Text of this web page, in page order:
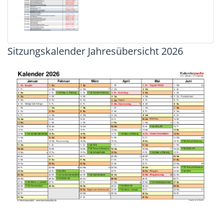
Sitzungskalender Jahresübersicht 2026